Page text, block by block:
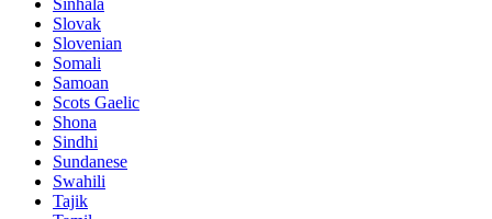
Sinhala
Slovak
Slovenian
Somali
Samoan
Scots Gaelic
Shona
Sindhi
Sundanese
Swahili
Tajik